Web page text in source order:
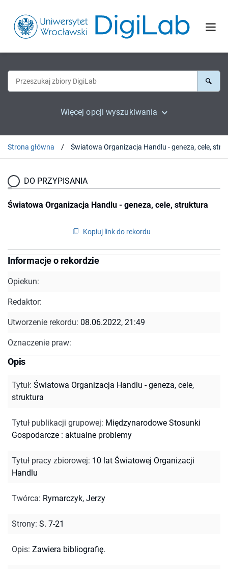
Więcej opcji wyszukiwania
Strona główna
DO PRZYPISANIA
Światowa Organizacja Handlu - geneza, cele, struktura
Kopiuj link do rekordu
Informacje o rekordzie
Opiekun:
Redaktor:
Utworzenie rekordu: 08.06.2022, 21:49
Oznaczenie praw:
Opis
Tytuł: Światowa Organizacja Handlu - geneza, cele,
struktura
Tytuł publikacji grupowej: Międzynarodowe Stosunki
Gospodarcze : aktualne problemy
Tytuł pracy zbiorowej: 10 lat Światowej Organizacji
Handlu
Twórca: Rymarczyk, Jerzy
Strony: S. 7-21
Opis: Zawiera bibliografię.